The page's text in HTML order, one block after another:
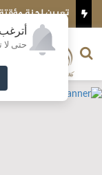
حتى لا
الأردني لكرة السلة
الناشر